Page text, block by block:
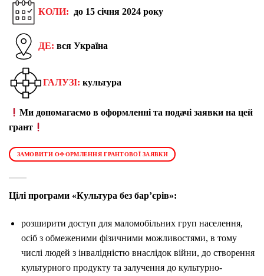
КОЛИ: до 15 січня 2024 року
ДЕ: вся Україна
ГАЛУЗІ: культура
Ми допомагаємо в оформленні та подачі заявки на цей
грант
ЗАМОВИТИ ОФОРМЛЕННЯ ГРАНТОВОЇ ЗАЯВКИ
Цілі програми «Культура без бар’єрів»:
розширити доступ для маломобільних груп населення,
осіб з обмеженими фізичними можливостями, в тому
числі людей з інвалідністю внаслідок війни, до створення
культурного продукту та залучення до культурно-